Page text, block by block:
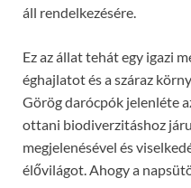
áll rendelkezésére.
Ez az állat tehát egy igazi
éghajlatot és a száraz
Görög darócpók jelenléte
ottani biodiverzitáshoz
megjelenésével és
élővilágot. Ahogy a